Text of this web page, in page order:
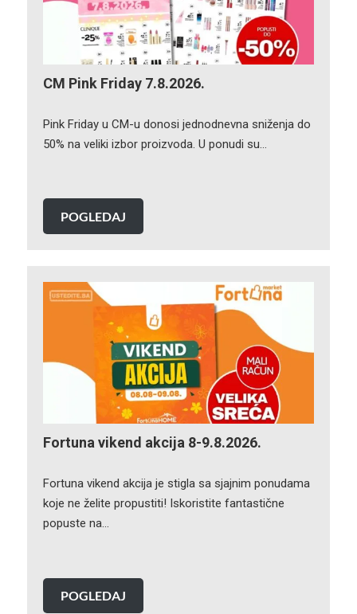
CM Pink Friday 7.8.2026.
Pink Friday u CM-u donosi jednodnevna sniženja do
50% na veliki izbor proizvoda. U ponudi su…
POGLEDAJ
Fortuna vikend akcija 8-9.8.2026.
Fortuna vikend akcija je stigla sa sjajnim ponudama
koje ne želite propustiti! Iskoristite fantastične
popuste na…
POGLEDAJ